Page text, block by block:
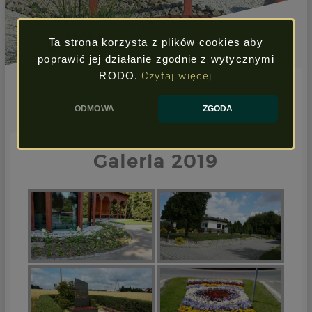
Ta strona korzysta z plików cookies aby
poprawić jej działanie zgodnie z wytycznymi
RODO. Czytaj więcej
ODMOWA ZGODA
Galeria 2019